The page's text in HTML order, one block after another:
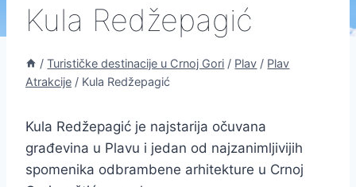
Kula Redžepagić
/ Turističke destinacije u Crnoj Gori / Plav / Plav
Atrakcije / Kula Redžepagić
Kula Redžepagić je najstarija očuvana
građevina u Plavu i jedan od najzanimljivijih
spomenika odbrambene arhitekture u Crnoj